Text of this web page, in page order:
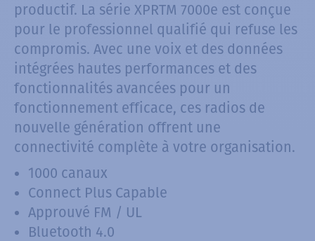
productif. La série XPRTM 7000e est conçue
pour le professionnel qualifié qui refuse les
compromis. Avec une voix et des données
intégrées hautes performances et des
fonctionnalités avancées pour un
fonctionnement efficace, ces radios de
nouvelle génération offrent une
connectivité complète à votre organisation.
1000 canaux
Connect Plus Capable
Approuvé FM / UL
Bluetooth 4.0